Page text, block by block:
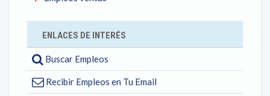
ENLACES DE INTERÉS
Buscar Empleos
Recibir Empleos en Tu Email